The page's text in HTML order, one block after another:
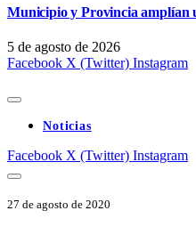
Municipio y Provincia amplían
5 de agosto de 2026
Facebook X (Twitter) Instagram
Noticias
Facebook X (Twitter) Instagram
27 de agosto de 2020